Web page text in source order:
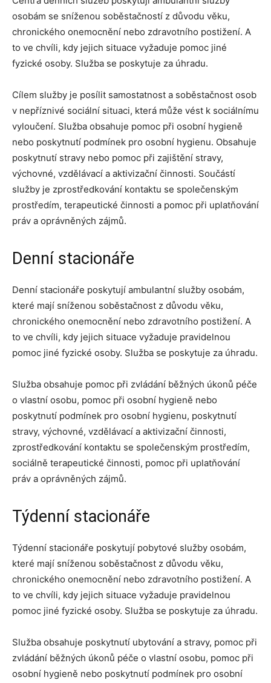
osobám se sníženou soběstačností z důvodu věku,
chronického onemocnění nebo zdravotního postižení. A
to ve chvíli, kdy jejich situace vyžaduje pomoc jiné
fyzické osoby. Služba se poskytuje za úhradu.
Cílem služby je posílit samostatnost a soběstačnost osob
v nepříznivé sociální situaci, která může vést k sociálnímu
vyloučení. Služba obsahuje pomoc při osobní hygieně
nebo poskytnutí podmínek pro osobní hygienu. Obsahuje
poskytnutí stravy nebo pomoc při zajištění stravy,
výchovné, vzdělávací a aktivizační činnosti. Součástí
služby je zprostředkování kontaktu se společenským
prostředím, terapeutické činnosti a pomoc při uplatňování
práv a oprávněných zájmů.
Denní stacionáře
Denní stacionáře poskytují ambulantní služby osobám,
které mají sníženou soběstačnost z důvodu věku,
chronického onemocnění nebo zdravotního postižení. A
to ve chvíli, kdy jejich situace vyžaduje pravidelnou
pomoc jiné fyzické osoby. Služba se poskytuje za úhradu.
Služba obsahuje pomoc při zvládání běžných úkonů péče
o vlastní osobu, pomoc při osobní hygieně nebo
poskytnutí podmínek pro osobní hygienu, poskytnutí
stravy, výchovné, vzdělávací a aktivizační činnosti,
zprostředkování kontaktu se společenským prostředím,
sociálně terapeutické činnosti, pomoc při uplatňování
práv a oprávněných zájmů.
Týdenní stacionáře
Týdenní stacionáře poskytují pobytové služby osobám,
které mají sníženou soběstačnost z důvodu věku,
chronického onemocnění nebo zdravotního postižení. A
to ve chvíli, kdy jejich situace vyžaduje pravidelnou
pomoc jiné fyzické osoby. Služba se poskytuje za úhradu.
Služba obsahuje poskytnutí ubytování a stravy, pomoc při
zvládání běžných úkonů péče o vlastní osobu, pomoc při
osobní hygieně nebo poskytnutí podmínek pro osobní